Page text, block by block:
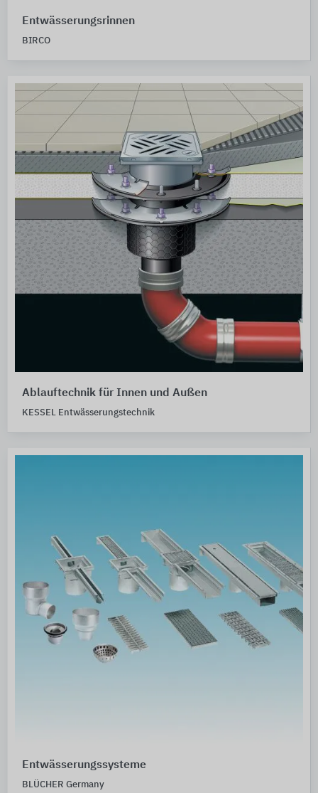
Entwässerungsrinnen
BIRCO
Ablauftechnik für Innen und Außen
KESSEL Entwässerungstechnik
Entwässerungssysteme
BLÜCHER Germany